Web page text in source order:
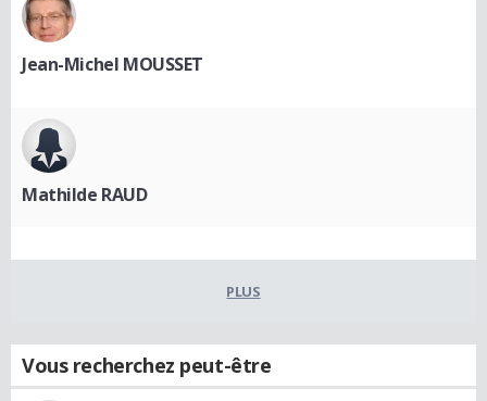
Jean-Michel MOUSSET
Mathilde RAUD
PLUS
Vous recherchez peut-être